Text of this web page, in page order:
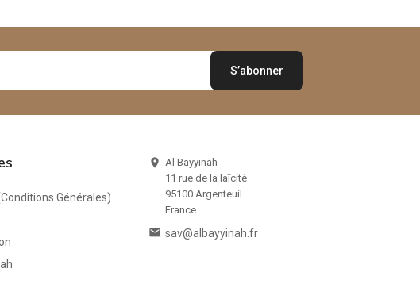
Générales)
 Al Bayyinah
11 rue de la laïcité
95100 Argenteuil
France
 sav@albayyinah.fr